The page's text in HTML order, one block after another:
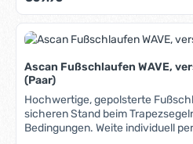
Das super-robuste
unverwüstlich. Die Befestigungen sind speziell für 470er
konstruiert.
Ascan Fußschlaufen WAVE,
(Paar)
Hochwertige, gepolsterte
sicheren Stand beim
Bedingungen. Weite individuell per Klettverschluss